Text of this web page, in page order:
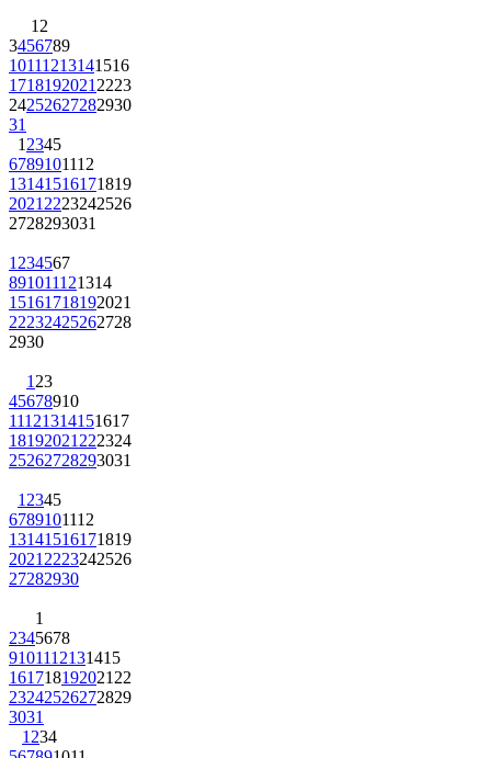
12
3456789
10111213141516
17181920212223
24252627282930
31
12345
6789101112
13141516171819
20212223242526
2728293031
1234567
891011121314
15161718192021
22232425262728
2930
123
45678910
11121314151617
18192021222324
25262728293031
12345
6789101112
13141516171819
20212223242526
27282930
1
2345678
9101112131415
16171819202122
23242526272829
3031
1234